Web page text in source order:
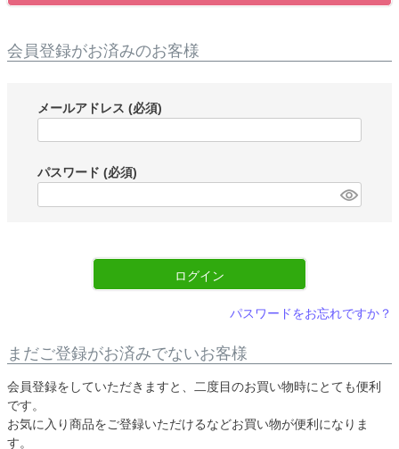
会員登録がお済みのお客様
メールアドレス (必須)
パスワード (必須)
ログイン
パスワードをお忘れですか？
まだご登録がお済みでないお客様
会員登録をしていただきますと、二度目のお買い物時にとても便利
です。
お気に入り商品をご登録いただけるなどお買い物が便利になりま
す。